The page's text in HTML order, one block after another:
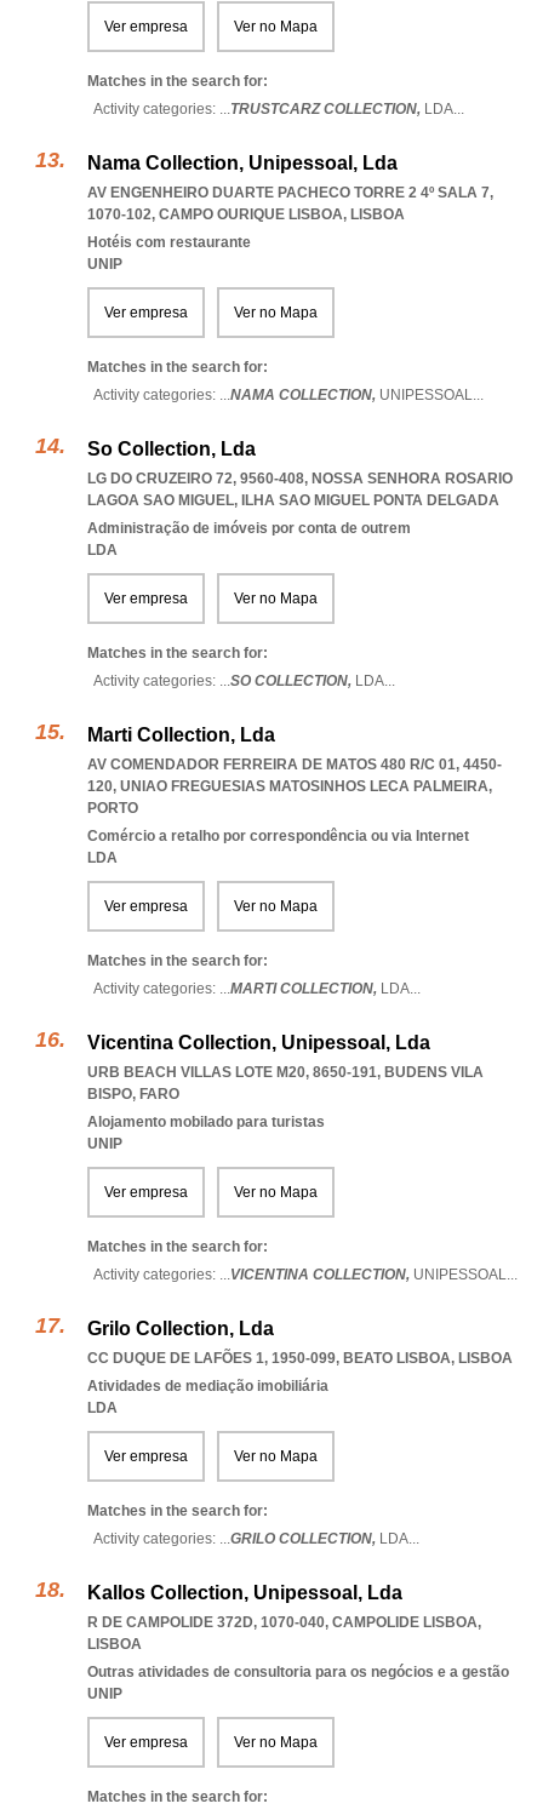
Ver empresa Ver no Mapa
Matches in the search for:
Activity categories: ...TRUSTCARZ COLLECTION, LDA...
Nama Collection, Unipessoal, Lda
AV ENGENHEIRO DUARTE PACHECO TORRE 2 4º SALA 7,
1070-102, CAMPO OURIQUE LISBOA, LISBOA
Hotéis com restaurante
UNIP
Ver empresa Ver no Mapa
Matches in the search for:
Activity categories: ...NAMA COLLECTION, UNIPESSOAL...
So Collection, Lda
LG DO CRUZEIRO 72, 9560-408, NOSSA SENHORA ROSARIO
LAGOA SAO MIGUEL, ILHA SAO MIGUEL PONTA DELGADA
Administração de imóveis por conta de outrem
LDA
Ver empresa Ver no Mapa
Matches in the search for:
Activity categories: ...SO COLLECTION, LDA...
Marti Collection, Lda
AV COMENDADOR FERREIRA DE MATOS 480 R/C 01, 4450-
120, UNIAO FREGUESIAS MATOSINHOS LECA PALMEIRA,
PORTO
Comércio a retalho por correspondência ou via Internet
LDA
Ver empresa Ver no Mapa
Matches in the search for:
Activity categories: ...MARTI COLLECTION, LDA...
Vicentina Collection, Unipessoal, Lda
URB BEACH VILLAS LOTE M20, 8650-191, BUDENS VILA
BISPO, FARO
Alojamento mobilado para turistas
UNIP
Ver empresa Ver no Mapa
Matches in the search for:
Activity categories: ...VICENTINA COLLECTION, UNIPESSOAL...
Grilo Collection, Lda
CC DUQUE DE LAFÕES 1, 1950-099, BEATO LISBOA, LISBOA
Atividades de mediação imobiliária
LDA
Ver empresa Ver no Mapa
Matches in the search for:
Activity categories: ...GRILO COLLECTION, LDA...
Kallos Collection, Unipessoal, Lda
R DE CAMPOLIDE 372D, 1070-040, CAMPOLIDE LISBOA,
LISBOA
Outras atividades de consultoria para os negócios e a gestão
UNIP
Ver empresa Ver no Mapa
Matches in the search for: